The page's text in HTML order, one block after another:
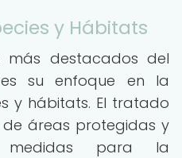
y Hábitats
más destacados del
su enfoque en la
y hábitats. El tratado
áreas protegidas y
para la